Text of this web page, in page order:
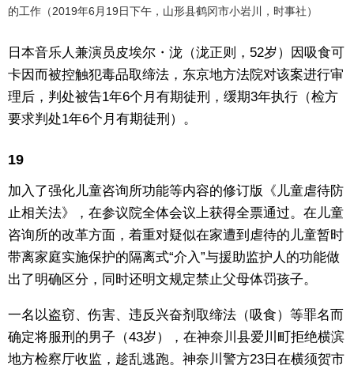
的工作（2019年6月19日下午，山形县鹤冈市小岩川，时事社）
日本音乐人兼演员皮埃尔・泷（泷正则，52岁）因吸食可
卡因而被控触犯毒品取缔法，东京地方法院对该案进行审
理后，判处被告1年6个月有期徒刑，缓期3年执行（检方
要求判处1年6个月有期徒刑）。
19
加入了强化儿童咨询所功能等内容的修订版《儿童虐待防
止相关法》，在参议院全体会议上获得全票通过。在儿童
咨询所的改革方面，着重对疑似在家遭到虐待的儿童暂时
带离家庭实施保护的隔离式“介入”与援助监护人的功能做
出了明确区分，同时还明文规定禁止父母体罚孩子。
一名以盗窃、伤害、违反兴奋剂取缔法（吸食）等罪名而
确定将服刑的男子（43岁），在神奈川县爱川町拒绝横滨
地方检察厅收监，趁乱逃跑。神奈川警方23日在横须贺市